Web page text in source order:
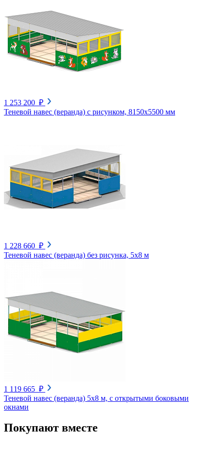
1 253 200 ₽
Теневой навес (веранда) с рисунком, 8150х5500 мм
1 228 660 ₽
Теневой навес (веранда) без рисунка, 5х8 м
1 119 665 ₽
Теневой навес (веранда) 5х8 м, с открытыми боковыми
окнами
Покупают вместе